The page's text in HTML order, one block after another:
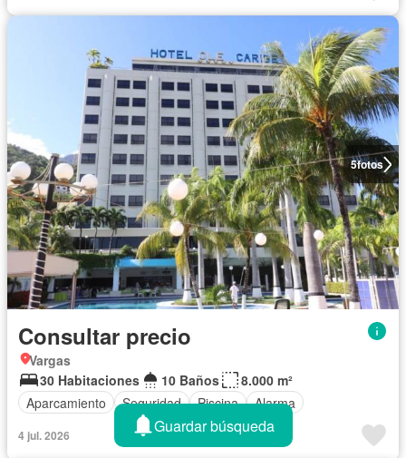
5fotos
Consultar precio
Vargas
30 Habitaciones
10 Baños
8.000 m²
Aparcamiento
Seguridad Piscina Alarma
4 jul. 2026 Guardar búsqueda